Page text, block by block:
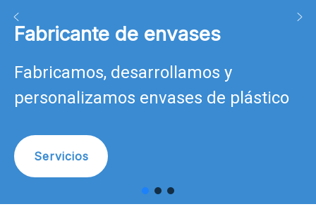
Fabricante de envases
Fabricamos, desarrollamos y
personalizamos envases de plástico
Servicios